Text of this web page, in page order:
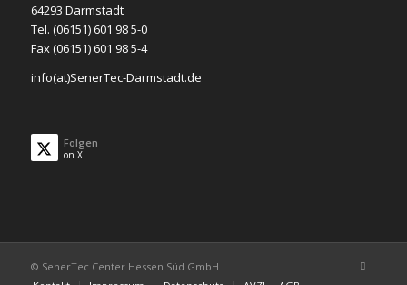
64293 Darmstadt
Tel. (06151) 601 98 5-0
Fax (06151) 601 98 5-4
info(at)SenerTec-Darmstadt.de
Folgen
on X
© SenerTec Center Hessen Süd GmbH